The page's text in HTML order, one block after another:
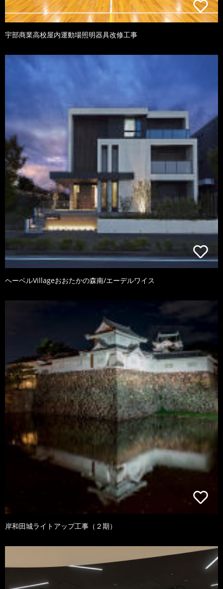
宇部商業高校屋内運動場照明器具改修工事
ヘーベルVillageおおたかの森南/エーデルワイス
岸和田城ライトアップ工事（２期）